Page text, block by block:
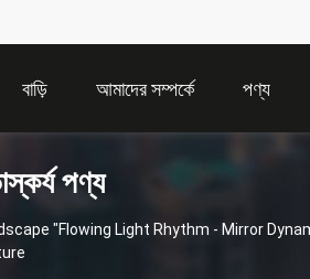
বাড়ি আমাদের সম্পর্কে পণ্য
পণ্য
"Flowing Light Rhythm - Mirror